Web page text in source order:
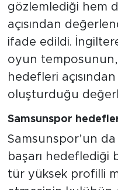
gözlemlediği hem
açısından
ifade edildi.
oyun temposunun,
hedefleri
oluşturduğu
Samsunspor
Samsunspor’un
başarı hedeflediği
tür yüksek profilli